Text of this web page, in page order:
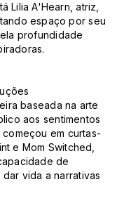
Lilia A'Hearn, atriz,
espaço por seu
profundidade
baseada na arte
aos sentimentos
em curtas-
e Mom Switched,
de
vida a narrativas